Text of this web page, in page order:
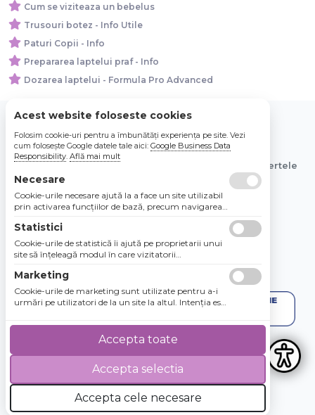
Cum se viziteaza un bebelus
Trusouri botez - Info Utile
Paturi Copii - Info
Prepararea laptelui praf - Info
Dozarea laptelui - Formula Pro Advanced
© 2026 Bebe Nou Online Store SRL
Toate preturile sunt exprimate in lei si includ tva. Ofertele
sunt valabile in limita stocului disponibil.
4.8 / 5 ★★★★★
Acest website foloseste cookies
Folosim cookie-uri pentru a îmbunătăți experiența pe site. Vezi
cum folosește Google datele tale aici: Google Business Data
Responsibility. Află mai mult
Necesare
Cookie-urile necesare ajută la a face un site utilizabil
prin activarea funcţiilor de bază, precum navigarea
Site-ul nu poate funcţiona corespunzător fără aceste
cookie-uri.
Statistici
Cookie-urile de statistică îi ajută pe proprietarii unui
site să înţeleagă modul în care vizitatorii
raportarea informaţiilor în mod anonim.
Marketing
Cookie-urile de marketing sunt utilizate pentru a-i
urmări pe utilizatori de la un site la altul. Intenţia este
utilizatorii individuali, aşadar ele sunt mai valoroase
pentru agenţiile de puiblicitate şi părţile terţe care se
Accepta cele necesare
Accepta selectia
Accepta toate